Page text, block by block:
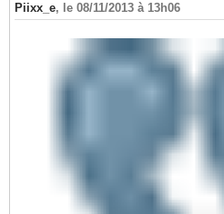
Piixx_e, le 08/11/2013 à 13h06